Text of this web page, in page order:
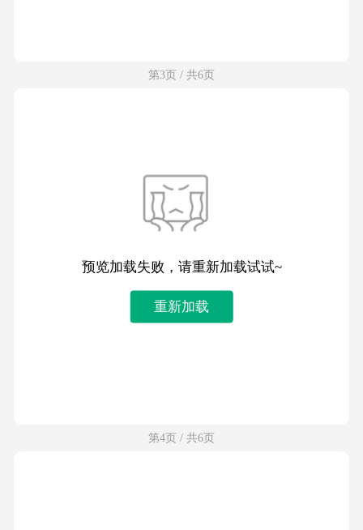
第3页 / 共6页
预览加载失败，请重新加载试试~
重新加载
第4页 / 共6页